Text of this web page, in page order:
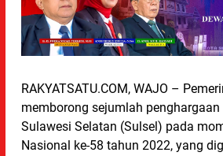
RAKYATSATU.COM, WAJO –
memborong sejumlah
Sulawesi Selatan (Sulsel) pada
Nasional ke-58 tahun 2022, yang